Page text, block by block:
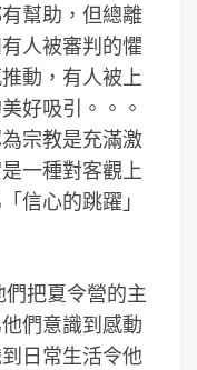
幫助，但總離
人被審判的懼
動，有人被上
好吸引。。。
宗教是充滿激
一種對客觀上
信心的跳躍」
把夏令營的主
們意識到感動
日常生活令他